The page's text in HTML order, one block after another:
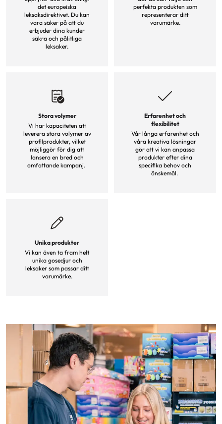
det europeiska
leksaksdirektivet. Du kan
vara säker på att du
erbjuder dina kunder
säkra och pålitliga
leksaker.
perfekta produkten som
representerar ditt
varumärke.
Stora volymer
Vi har kapaciteten att
leverera stora volymer av
profilprodukter, vilket
möjliggör för dig att
lansera en bred och
omfattande kampanj.
Erfarenhet och
flexibilitet
Vår långa erfarenhet och
våra kreativa lösningar
gör att vi kan anpassa
produkter efter dina
specifika behov och
önskemål.
Unika produkter
Vi kan även ta fram helt
unika gosedjur och
leksaker som passar ditt
varumärke.